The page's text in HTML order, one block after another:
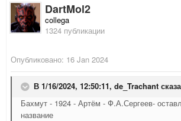
DartMol2
collega
1324 публикации
Опубликовано: 16 Jan 2024
В 1/16/2024, 12:50:11, de_Trachant
Бахмут - 1924 - Артём - Ф.А.Сергеев-
название